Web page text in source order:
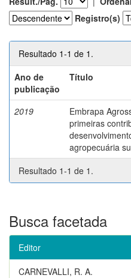
Registro(s)
Resultado 1-1 de 1.
Ano de
publicação
Título
2019
Embrapa
primeiras
agropecuária
Resultado 1-1 de 1.
Busca facetada
Editor
CARNEVALLI, R. A.